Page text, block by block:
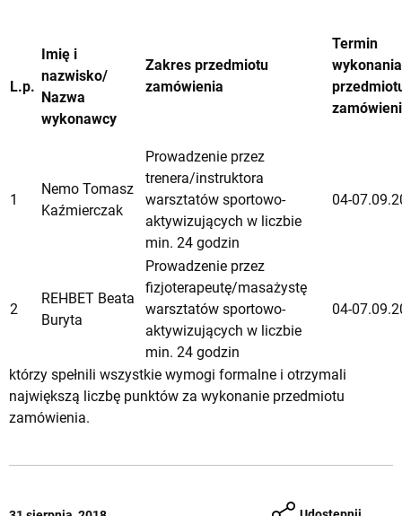
L.p.
Imię i
nazwisko/
Nazwa
wykonawcy
Zakres przedmiotu
zamówienia
Termin
wykonania
1
Nemo Tomasz
Kaźmierczak
Prowadzenie przez
trenera/instruktora
warsztatów sportowo-
aktywizujących w liczbie
min. 24 godzin
04-
2
REHBET Beata
Buryta
Prowadzenie przez
fizjoterapeutę/masażystę
warsztatów sportowo-
aktywizujących w liczbie
min. 24 godzin
04-
którzy spełnili wszystkie wymogi formalne i otrzymali
największą liczbę punktów za wykonanie przedmiotu
zamówienia.